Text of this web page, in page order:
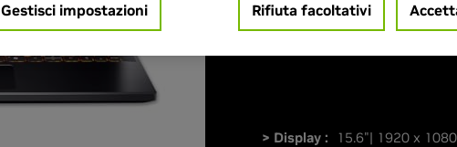
11 Home
> Display :
15.6"| 1920 x
Gestisci impostazioni Rifiuta facoltativi